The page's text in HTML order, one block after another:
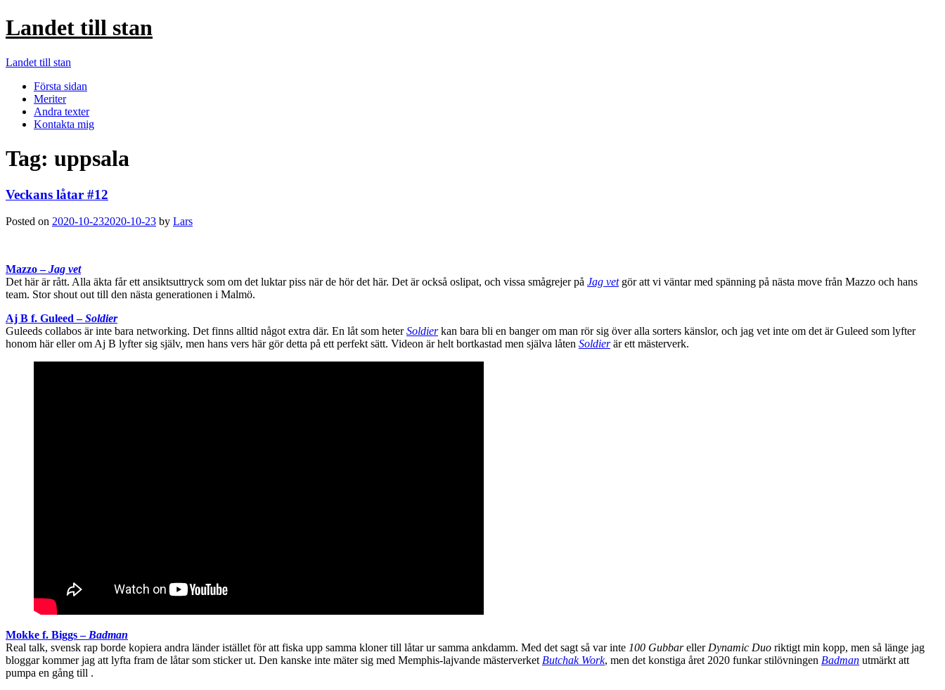
Landet till stan
Landet till stan
Första sidan
Meriter
Andra texter
Kontakta mig
Tag: uppsala
Veckans låtar #12
Posted on 2020-10-232020-10-23 by Lars
Mazzo –Jag vet
Det här är rått. Alla äkta får ett ansiktsuttryck som om det luktar piss när de hör det här. Det är också oslipat, och vissa smågrejer på Jag vetgör att vi väntar med spänning på nästa move från Mazzo och hans
team. Stor shout out till den nästa generationen i Malmö.
Aj B f. Guleed –Soldier
Guleeds collabos är inte bara networking. Det finns alltid något extra där. En låt som heterSoldierkan bara bli en banger om man rör sig över alla sorters känslor, och jag vet inte om det är Guleed som lyfter
honom här eller om Aj B lyfter sig själv, men hans vers här gör detta på ett perfekt sätt. Videon är helt bortkastad men själva låten Soldierär ett mästerverk.
Mokke f. Biggs –Badman
Real talk, svensk rap borde kopiera andra länder istället för att fiska upp samma kloner till låtar ur samma ankdamm. Med det sagt så var inte 100 GubbarellerDynamic Duo riktigt min kopp, men så länge jag
bloggar kommer jag att lyfta fram de låtar som sticker ut. Den kanske inte mäter sig med Memphis-lajvande mästerverketButchak Work, men det konstiga året 2020 funkar stilövningen Badman utmärkt att
pumpa en gång till .